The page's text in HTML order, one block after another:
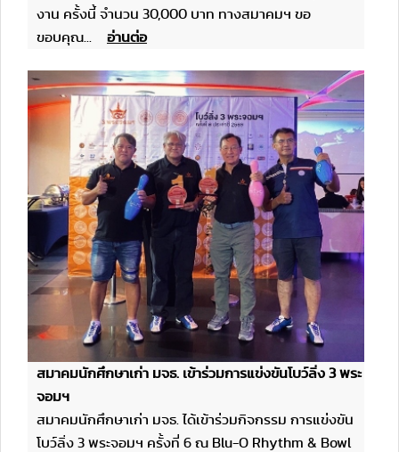
งาน ครั้งนี้ จำนวน 30,000 บาท ทางสมาคมฯ ขอ
ขอบคุณ... อ่านต่อ
สมาคมนักศึกษาเก่า มจธ. เข้าร่วมการแข่งขันโบว์ลิ่ง 3 พระ
จอมฯ
สมาคมนักศึกษาเก่า มจธ. ได้เข้าร่วมกิจกรรม การแข่งขัน
โบว์ลิ่ง 3 พระจอมฯ ครั้งที่ 6 ณ Blu-O Rhythm & Bowl